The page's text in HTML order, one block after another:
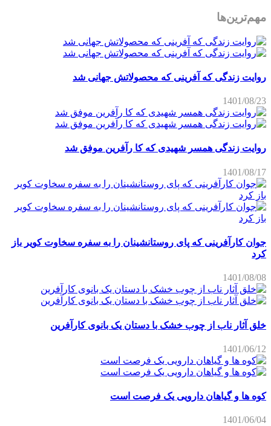
مهم‌ترین‌ها
روایت زندگی که آفرینی که محصولاتش جهانی شد
1401/08/23
روایت زندگی همسر شهیدی که کا رآفرین موفق شد
1401/08/17
جوان کارآفرینی که پای روستانشینان را به سفره سخاوت کویر باز
کرد
1401/08/08
خلق آثار ناب از چوب خشک با دستان یک بانوی کارآفرین
1401/06/12
کوه ها و گیاهان دارویی یک فرصت است
1401/06/04